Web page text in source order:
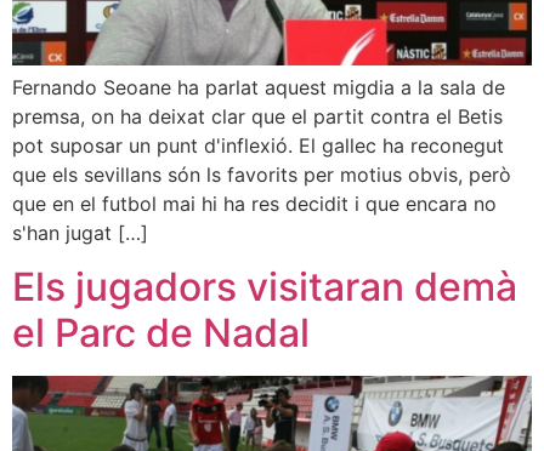
Fernando Seoane ha parlat aquest migdia a la sala de
premsa, on ha deixat clar que el partit contra el Betis
pot suposar un punt d'inflexió. El gallec ha reconegut
que els sevillans són ls favorits per motius obvis, però
que en el futbol mai hi ha res decidit i que encara no
s'han jugat […]
Els jugadors visitaran demà
el Parc de Nadal